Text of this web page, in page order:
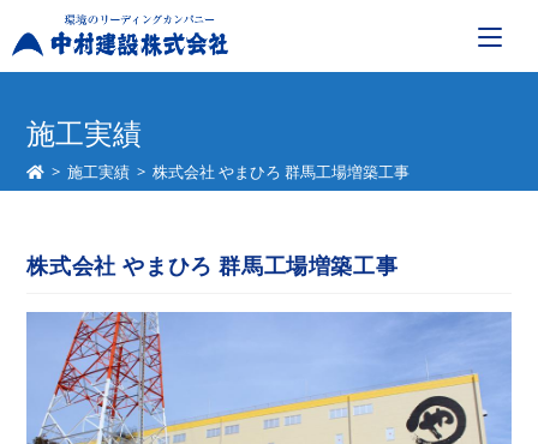
施工実績
> 施工実績 > 株式会社 やまひろ 群馬工場増築工事
株式会社 やまひろ 群馬工場増築工事